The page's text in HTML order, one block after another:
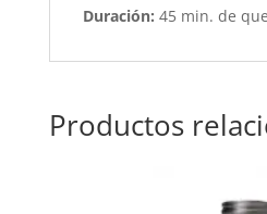
Duración: 45 min. de
Productos